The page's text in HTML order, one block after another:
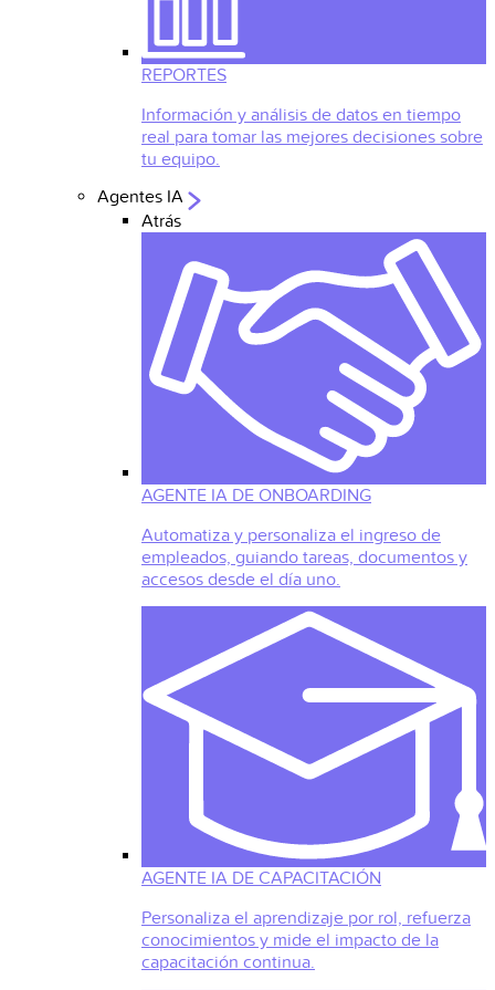
REPORTES
Información y análisis de datos en tiempo
real para tomar las mejores decisiones sobre
tu equipo.
Agentes IA
Atrás
AGENTE IA DE ONBOARDING
Automatiza y personaliza el ingreso de
empleados, guiando tareas, documentos y
accesos desde el día uno.
AGENTE IA DE CAPACITACIÓN
Personaliza el aprendizaje por rol, refuerza
conocimientos y mide el impacto de la
capacitación continua.